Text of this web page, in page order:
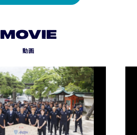
MOVIE
動画